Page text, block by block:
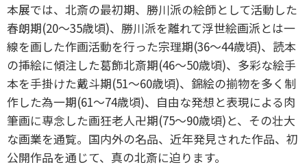
本展では、北斎の最初期、勝川派の絵師として活動した
春朗期(20〜35歳頃)、勝川派を離れて浮世絵画派とは一
線を画した作画活動を行った宗理期(36〜44歳頃)、読本
の挿絵に傾注した葛飾北斎期(46〜50歳頃)、多彩な絵手
本を手掛けた戴斗期(51〜60歳頃)、錦絵の揃物を多く制
作した為一期(61〜74歳頃)、自由な発想と表現による肉
筆画に専念した画狂老人卍期(75〜90歳頃)と、その壮大
な画業を通覧。国内外の名品、近年発見された作品、初
公開作品を通じて、真の北斎に迫ります。